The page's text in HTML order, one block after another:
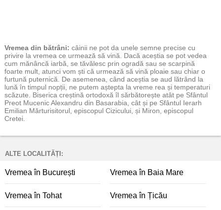
Vremea din bătrâni: câinii ne pot da unele semne precise cu
privire la vremea ce urmează să vină. Dacă aceștia se pot vedea
cum mănâncă iarbă, se tăvălesc prin ogradă sau se scarpină
foarte mult, atunci vom ști că urmează să vină ploaie sau chiar o
furtună puternică. De asemenea, când aceștia se aud lătrând la
lună în timpul nopții, ne putem aștepta la vreme rea și temperaturi
scăzute. Biserica creștină ortodoxă îl sărbătorește atât pe Sfântul
Preot Mucenic Alexandru din Basarabia, cât și pe Sfântul Ierarh
Emilian Mărturisitorul, episcopul Cizicului, și Miron, episcopul
Cretei.
ALTE LOCALITĂȚI:
Vremea în București Vremea în Baia Mare
Vremea în Tohat Vremea în Țicău